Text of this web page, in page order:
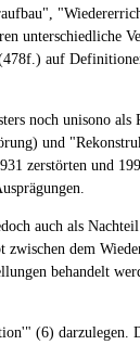
unterschiedliche
auf
noch unisono als
und
zerstörten und
auch als
dem
behandelt
(6)